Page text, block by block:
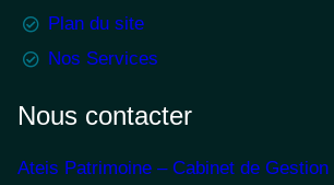
Plan du site
Nos Services
Nous contacter
Ateis Patrimoine – Cabinet de